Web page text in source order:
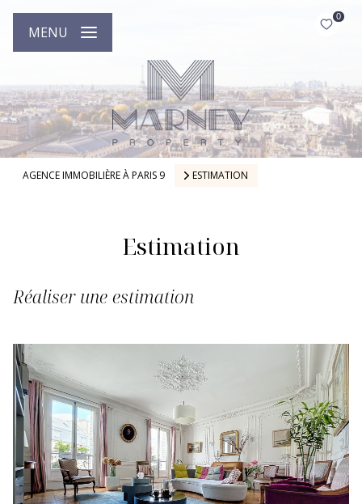
0
MENU
AGENCE IMMOBILIÈRE À PARIS 9 ESTIMATION
Estimation
Réaliser une estimation